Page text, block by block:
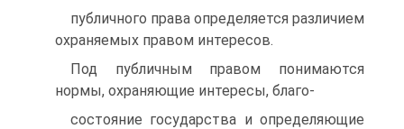
публичного права определяется различием
охраняемых правом интересов.
Под публичным правом понимаются
нормы, охраняющие интересы, благо-
состояние государства и определяющие